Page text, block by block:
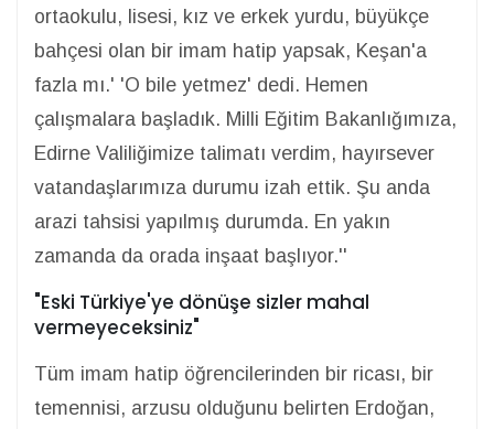
ortaokulu, lisesi, kız ve erkek yurdu, büyükçe
bahçesi olan bir imam hatip yapsak, Keşan'a
fazla mı.' 'O bile yetmez' dedi. Hemen
çalışmalara başladık. Milli Eğitim Bakanlığımıza,
Edirne Valiliğimize talimatı verdim, hayırsever
vatandaşlarımıza durumu izah ettik. Şu anda
arazi tahsisi yapılmış durumda. En yakın
zamanda da orada inşaat başlıyor.''
"Eski Türkiye'ye dönüşe sizler mahal
vermeyeceksiniz"
Tüm imam hatip öğrencilerinden bir ricası, bir
temennisi, arzusu olduğunu belirten Erdoğan,